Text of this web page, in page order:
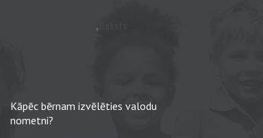
,
Kāpēc bērnam izvēlēties valodu
nometni?